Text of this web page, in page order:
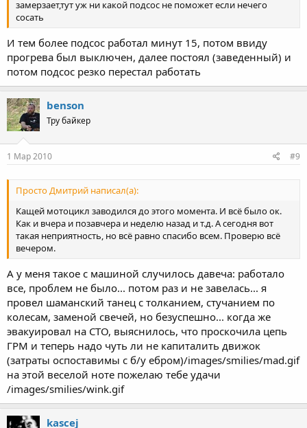
замерзает,тут уж ни какой подсос не поможет если нечего
сосать
И тем более подсос работал минут 15, потом ввиду
прогрева был выключен, далее постоял (заведенный) и
потом подсос резко перестал работать
benson
Тру байкер
1 Мар 2010 #9
Просто Дмитрий написал(а):
Кащей мотоцикл заводился до этого момента. И всё было ок.
Как и вчера и позавчера и неделю назад и т.д. А сегодня вот
такая неприятность, но всё равно спасибо всем. Проверю всё
вечером.
А у меня такое с машиной случилось давеча: работало
все, проблем не было... потом раз и не завелась... я
провел шаманский танец с толканием, стучанием по
колесам, заменой свечей, но безуспешно... когда же
эвакуировал на СТО, выяснилось, что проскочила цепь
ГРМ и теперь надо чуть ли не капиталить движок
(затраты оспоставимы с б/у ебром)/images/smilies/mad.gif
на этой веселой ноте пожелаю тебе удачи
/images/smilies/wink.gif
kascej